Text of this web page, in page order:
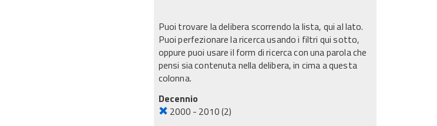
Puoi trovare la delibera scorrendo la lista, qui al lato.
Puoi perfezionare la ricerca usando i filtri qui sotto,
oppure puoi usare il form di ricerca con una parola che
pensi sia contenuta nella delibera, in cima a questa
colonna.
Decennio
2000 - 2010(2)